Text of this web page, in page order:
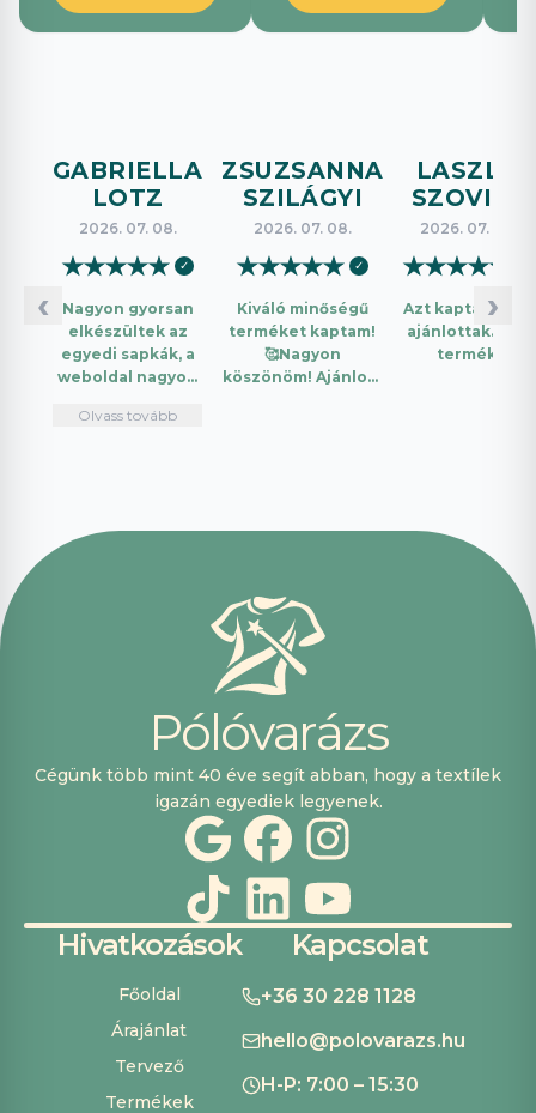
‹
GABRIELLA
LOTZ
2026. 07. 08.
★★★★★ ✓
Nagyon gyorsan
elkészültek az
egyedi sapkák, a
weboldal nagyon
használni.
fogok innen
Olvass tovább
ZSUZSANNA
SZILÁGYI
2026. 07. 08.
★★★★★ ✓
Kiváló minőségű
terméket kaptam!
🥰Nagyon
köszönöm! Ajánlom
LASZLO
SZOVICS
2026. 07. 08.
★★★★★
Azt kaptam amit
ajánlottak. Jó a
termék.
›
Pólóvarázs
Cégünk több mint 40 éve segít abban, hogy a textílek
igazán egyediek legyenek.
Hivatkozások
Főoldal
Árajánlat
Tervező
Termékek
Kapcsolat
+36 30 228 1128
hello@polovarazs.hu
H-P: 7:00 – 15:30